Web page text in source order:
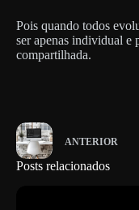
Pois quando todos
ser apenas individual e
compartilhada.
ANTERIOR
Posts relacionados